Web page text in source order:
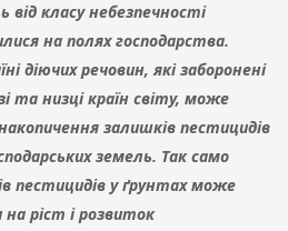
класу небезпечності
на полях господарства.
діючих речовин, які заборонені
та низці країн світу, може
залишків пестицидів
земель. Так само
пестицидів у ґрунтах може
ріст і розвиток